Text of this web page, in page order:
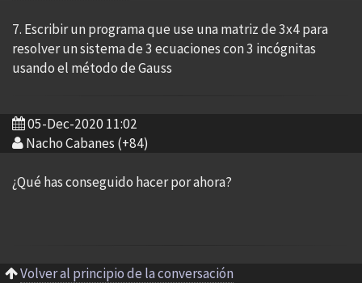
7. Escribir un programa que use una matriz de 3x4 para
resolver un sistema de 3 ecuaciones con 3 incógnitas
usando el método de Gauss
05-Dec-2020 11:02
Nacho Cabanes (+84)
¿Qué has conseguido hacer por ahora?
Volver al principio de la conversación